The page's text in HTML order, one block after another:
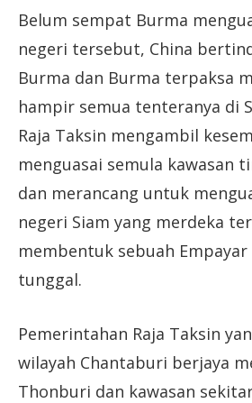
Belum sempat Burma
negeri tersebut, China
Burma dan Burma terpaksa
hampir semua tenteranya di
Raja Taksin mengambil
menguasai semula kawasan
dan merancang untuk
negeri Siam yang merdeka
membentuk sebuah Empayar
tunggal.
Pemerintahan Raja Taksin
wilayah Chantaburi berjaya
Thonburi dan kawasan